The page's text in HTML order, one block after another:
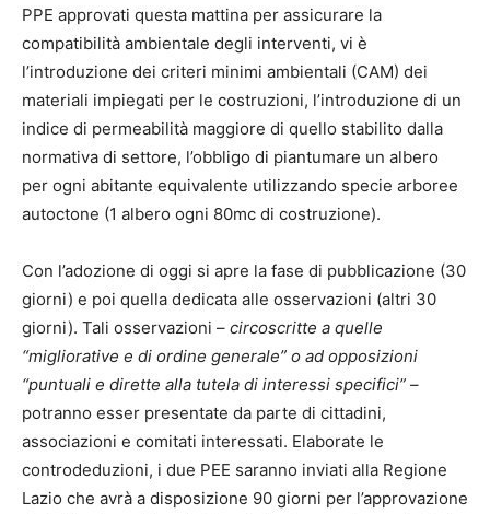
PPE approvati questa mattina per assicurare la
compatibilità ambientale degli interventi, vi è
l’introduzione dei criteri minimi ambientali (CAM) dei
materiali impiegati per le costruzioni, l’introduzione di un
indice di permeabilità maggiore di quello stabilito dalla
normativa di settore, l’obbligo di piantumare un albero
per ogni abitante equivalente utilizzando specie arboree
autoctone (1 albero ogni 80mc di costruzione).
Con l’adozione di oggi si apre la fase di pubblicazione (30
giorni) e poi quella dedicata alle osservazioni (altri 30
giorni). Tali osservazioni – circoscritte a quelle
“migliorative e di ordine generale” o ad opposizioni
“puntuali e dirette alla tutela di interessi specifici” –
potranno esser presentate da parte di cittadini,
associazioni e comitati interessati. Elaborate le
controdeduzioni, i due PEE saranno inviati alla Regione
Lazio che avrà a disposizione 90 giorni per l’approvazione